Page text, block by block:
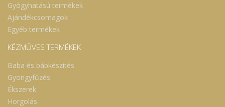
Gyógyhatású termékek
Ajándékcsomagok
Egyéb termékek
KÉZMŰVES TERMÉKEK
Baba és bábkészítés
Gyöngyfűzés
Ékszerek
Horgolás